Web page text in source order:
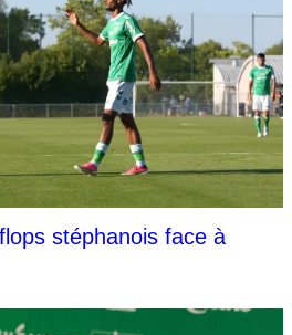
stéphanois face à